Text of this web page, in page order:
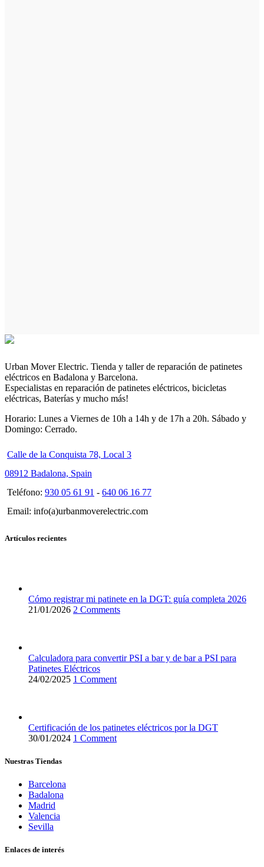
Urban Mover Electric. Tienda y taller de reparación de patinetes
eléctricos en Badalona y Barcelona.
Especialistas en reparación de patinetes eléctricos, bicicletas
eléctricas, Baterías y mucho más!
Horario: Lunes a Viernes de 10h a 14h y de 17h a 20h. Sábado y
Domingo: Cerrado.
Calle de la Conquista 78, Local 3
08912 Badalona, Spain
Teléfono: 930 05 61 91 - 640 06 16 77
Email: info(a)urbanmoverelectric.com
Artículos recientes
Cómo registrar mi patinete en la DGT: guía completa 2026
21/01/2026 2 Comments
Calculadora para convertir PSI a bar y de bar a PSI para
Patinetes Eléctricos
24/02/2025 1 Comment
Certificación de los patinetes eléctricos por la DGT
30/01/2024 1 Comment
Nuestras Tiendas
Barcelona
Badalona
Madrid
Valencia
Sevilla
Enlaces de interés